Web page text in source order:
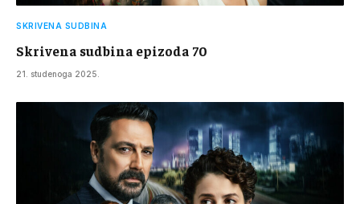
SKRIVENA SUDBINA
Skrivena sudbina epizoda 70
21. studenoga 2025.